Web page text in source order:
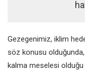
Gezegenimiz, iklim
söz konusu olduğunda,
kalma meselesi olduğu